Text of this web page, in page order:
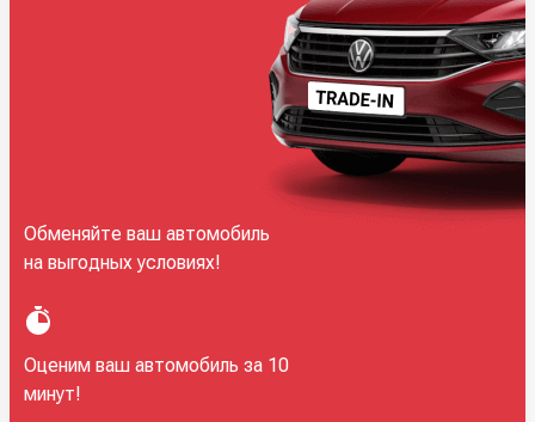
Обменяйте ваш автомобиль
на выгодных условиях!
Оценим ваш автомобиль за 10
минут!